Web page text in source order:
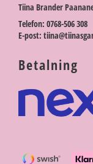
Tiina Brander
Telefon: 0768-506 308
E-post:
Betalning